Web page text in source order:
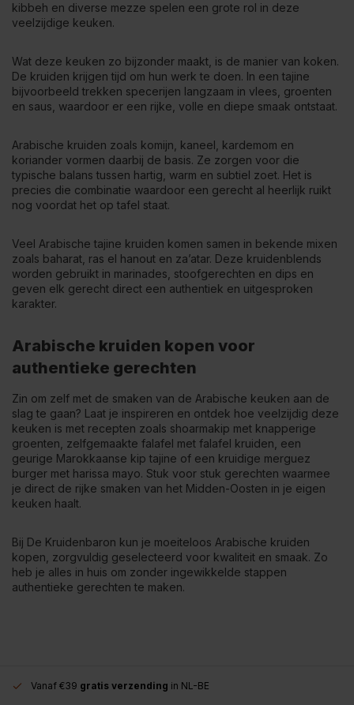
kibbeh en diverse mezze spelen een grote rol in deze
veelzijdige keuken.
Wat deze keuken zo bijzonder maakt, is de manier van koken.
De kruiden krijgen tijd om hun werk te doen. In een tajine
bijvoorbeeld trekken specerijen langzaam in vlees, groenten
en saus, waardoor er een rijke, volle en diepe smaak ontstaat.
Arabische kruiden zoals komijn, kaneel, kardemom en
koriander vormen daarbij de basis. Ze zorgen voor die
typische balans tussen hartig, warm en subtiel zoet. Het is
precies die combinatie waardoor een gerecht al heerlijk ruikt
nog voordat het op tafel staat.
Veel Arabische tajine kruiden komen samen in bekende mixen
zoals baharat, ras el hanout en za’atar. Deze kruidenblends
worden gebruikt in marinades, stoofgerechten en dips en
geven elk gerecht direct een authentiek en uitgesproken
karakter.
Arabische kruiden kopen voor
authentieke gerechten
Zin om zelf met de smaken van de Arabische keuken aan de
slag te gaan? Laat je inspireren en ontdek hoe veelzijdig deze
keuken is met recepten zoals shoarmakip met knapperige
groenten zelfgemaakte falafel met falafel kruiden , een
geurige Marokkaanse kip tajine of een kruidige merguez
burger met harissa mayo. Stuk voor stuk gerechten waarmee
je direct de rijke smaken van het Midden-Oosten in je eigen
keuken haalt.
Bij De Kruidenbaron kun je moeiteloos Arabische kruiden
kopen, zorgvuldig geselecteerd voor kwaliteit en smaak. Zo
heb je alles in huis om zonder ingewikkelde stappen
authentieke gerechten te maken.
Vanaf €39 gratis verzending in NL-BE